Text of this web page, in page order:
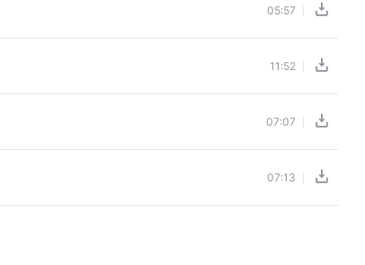
05:57
11:52
07:07
07:13